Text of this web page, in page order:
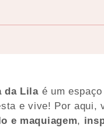
da Lilaé um espaço
e vive! Por aqui,
e maquiagem,